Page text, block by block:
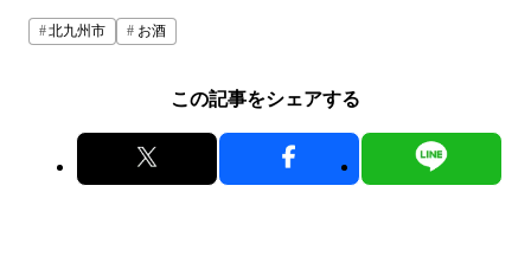
北九州市 お酒
この記事をシェアする